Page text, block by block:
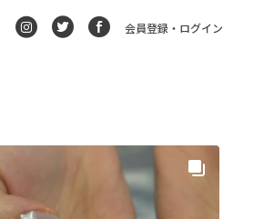
会員登録・ログイン